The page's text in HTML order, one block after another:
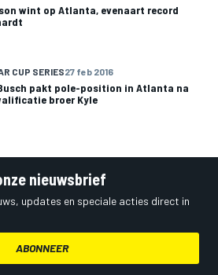
wint op Atlanta, evenaart record
CUP SERIES27 feb 2016
pakt pole-position in Atlanta na
broer Kyle
nieuwsbrief
updates en speciale acties direct in
ABONNEER